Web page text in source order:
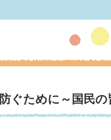
ぐために～国民